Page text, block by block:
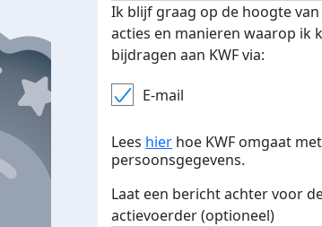
Ik blijf graag op de hoogte van
acties en manieren waarop ik
bijdragen aan KWF via:
E-mail
Lees hier hoe KWF omgaat
persoonsgegevens.
Laat een bericht achter voor
actievoerder (optioneel)